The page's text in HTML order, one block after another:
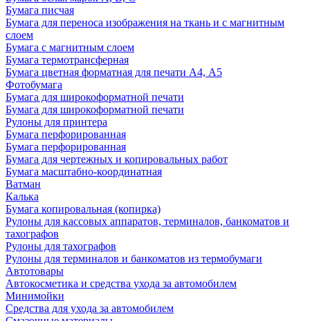
Бумага писчая
Бумага для переноса изображения на ткань и с магнитным
слоем
Бумага с магнитным слоем
Бумага термотрансферная
Бумага цветная форматная для печати А4, А5
Фотобумага
Бумага для широкоформатной печати
Бумага для широкоформатной печати
Рулоны для принтера
Бумага перфорированная
Бумага перфорированная
Бумага для чертежных и копировальных работ
Бумага масштабно-координатная
Ватман
Калька
Бумага копировальная (копирка)
Рулоны для кассовых аппаратов, терминалов, банкоматов и
тахографов
Рулоны для тахографов
Рулоны для терминалов и банкоматов из термобумаги
Автотовары
Автокосметика и средства ухода за автомобилем
Минимойки
Средства для ухода за автомобилем